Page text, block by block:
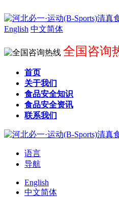
English 中文简体
全国咨询
首页
关于我们
食品安全知识
食品安全资讯
联系我们
语言
导航
English
中文简体